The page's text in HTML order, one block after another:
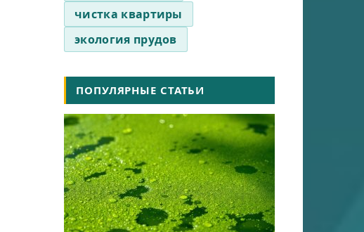
чистка квартиры
экология прудов
ПОПУЛЯРНЫЕ СТАТЬИ